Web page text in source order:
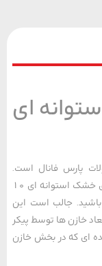
ای
فانال است.
همچنین برای اطلاع از قیمت و خرید خازن سیلندری خشک استوانه ای 10
جالب است این
ها توسط پیکر
در بخش خازن